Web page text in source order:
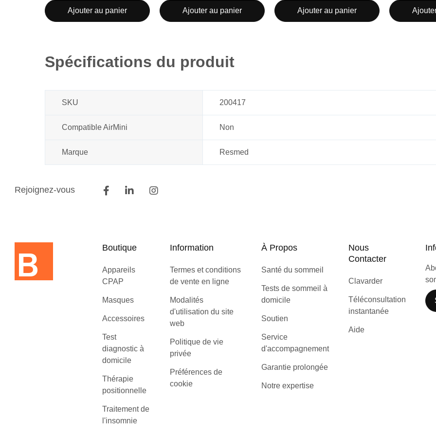
Ajouter au panier Ajouter au panier Ajouter au panier
Spécifications du produit
SKU 200417
Compatible AirMini Non
Marque Resmed
Rejoignez-vous
Boutique
Appareils
CPAP
Masques
Accessoires
Test
diagnostic à
domicile
Thérapie
positionnelle
Traitement de
l'insomnie
Information
Termes et conditions
de vente en ligne
Modalités
d'utilisation du site
web
Politique de vie
privée
Préférences de
cookie
À Propos
Santé du sommeil
Tests de sommeil à
domicile
Soutien
Service
d'accompagnement
Garantie prolongée
Notre expertise
Nous
Contacter
Clavarder
Téléconsultation
instantanée
Aide